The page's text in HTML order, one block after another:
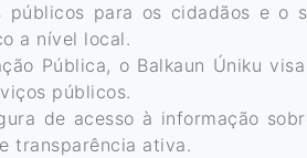
públicos para os cidadãos e o
a nível local.
Pública, o Balkaun Úniku
públicos.
de acesso à informação
transparência ativa.